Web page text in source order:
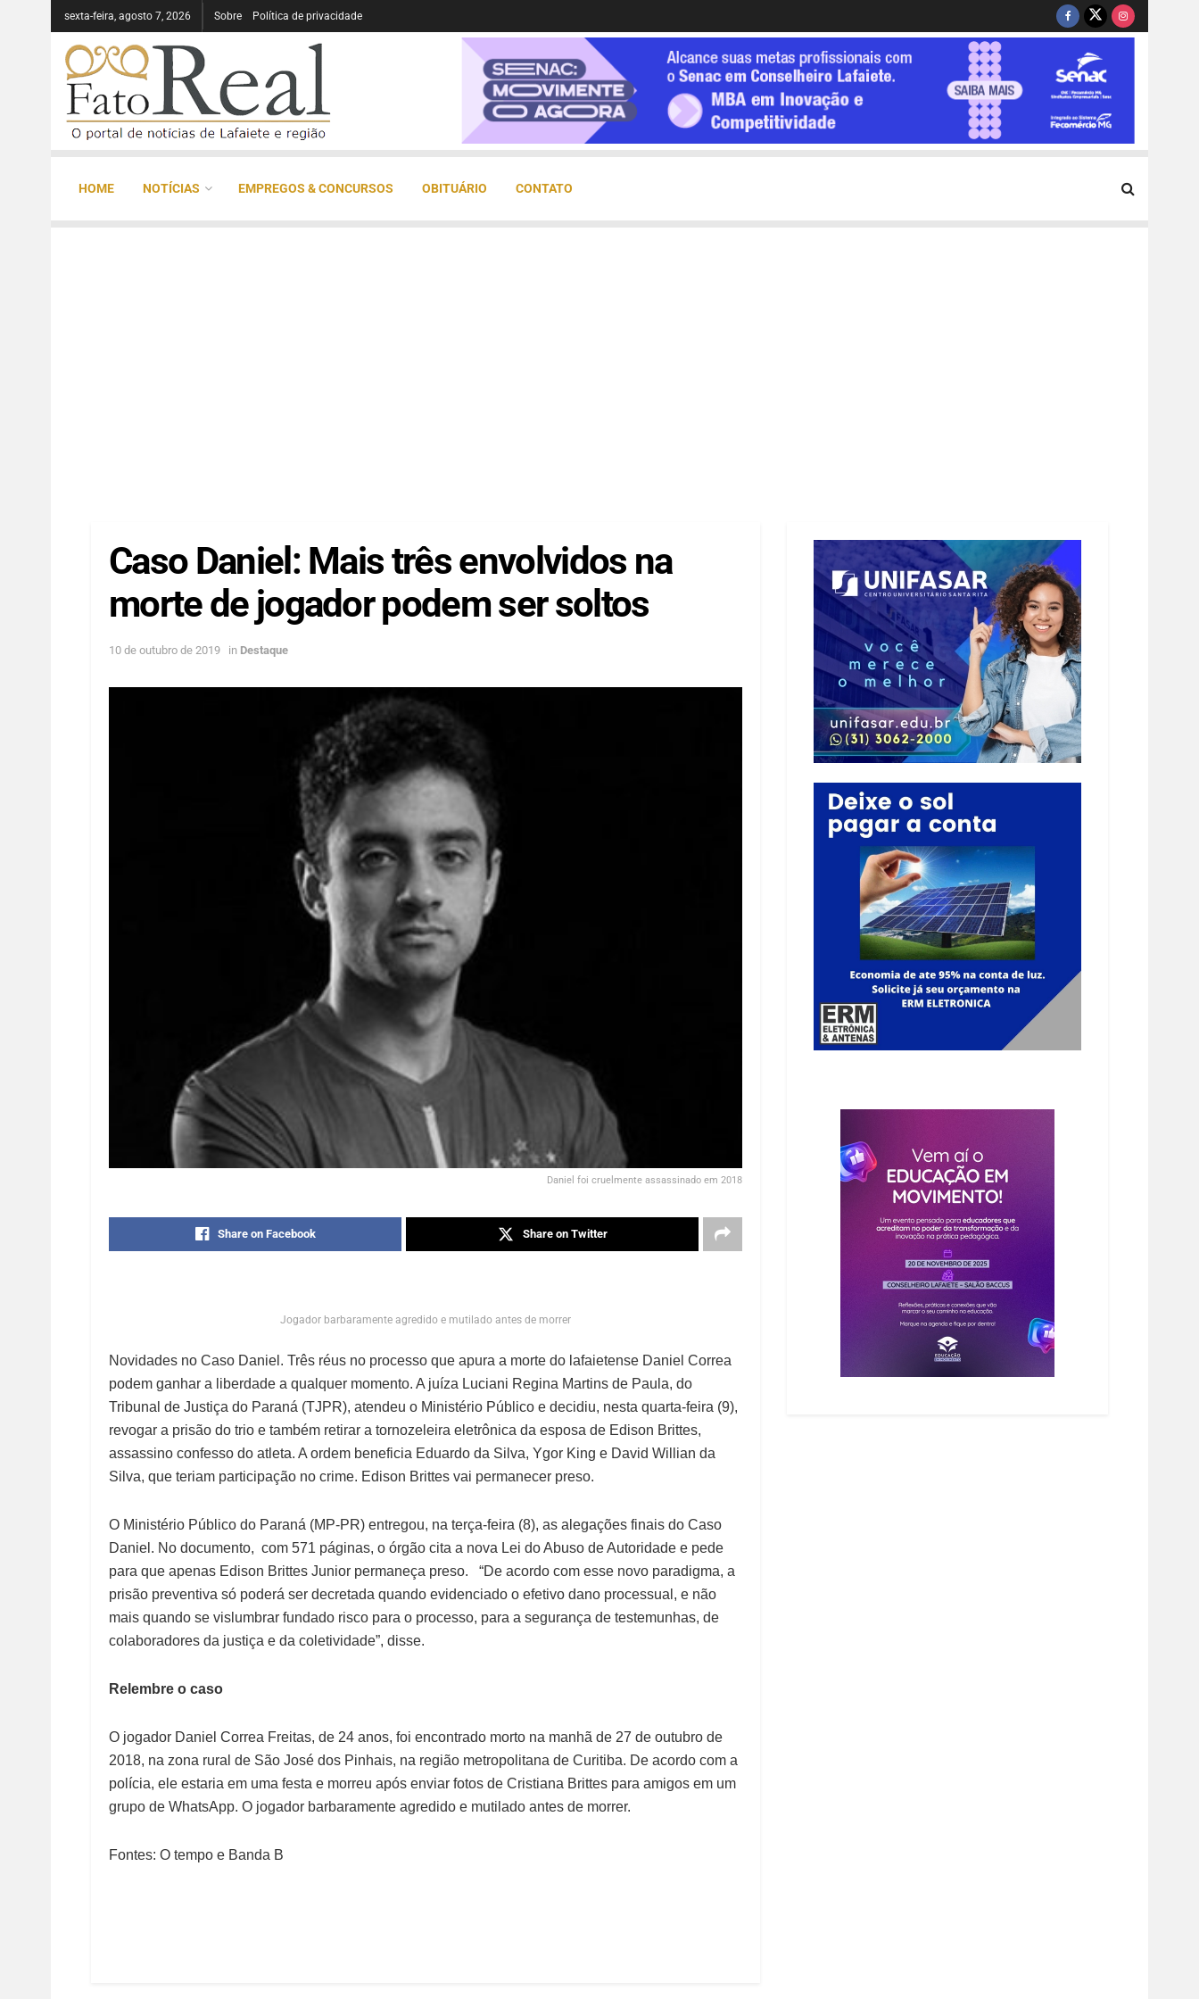
sexta-feira, agosto 7, 2026 Sobre Política de privacidade
HOME NOTÍCIAS EMPREGOS & CONCURSOS OBITUÁRIO CONTATO
Caso Daniel: Mais três envolvidos na
morte de jogador podem ser soltos
10 de outubro de 2019 in Destaque
Daniel foi cruelmente assassinado em 2018
Share on Facebook Share on Twitter
Jogador barbaramente agredido e mutilado antes de morrer
Novidades no Caso Daniel. Três réus no processo que apura a morte do lafaietense Daniel Correa
podem ganhar a liberdade a qualquer momento. A juíza Luciani Regina Martins de Paula, do
Tribunal de Justiça do Paraná (TJPR), atendeu o Ministério Público e decidiu, nesta quarta-feira (9),
revogar a prisão do trio e também retirar a tornozeleira eletrônica da esposa de Edison Brittes,
assassino confesso do atleta. A ordem beneficia Eduardo da Silva, Ygor King e David Willian da
Silva, que teriam participação no crime. Edison Brittes vai permanecer preso.
O Ministério Público do Paraná (MP-PR) entregou, na terça-feira (8), as alegações finais do Caso
Daniel. No documento, com 571 páginas, o órgão cita a nova Lei do Abuso de Autoridade e pede
para que apenas Edison Brittes Junior permaneça preso. “De acordo com esse novo paradigma, a
prisão preventiva só poderá ser decretada quando evidenciado o efetivo dano processual, e não
mais quando se vislumbrar fundado risco para o processo, para a segurança de testemunhas, de
colaboradores da justiça e da coletividade”, disse.
Relembre o caso
O jogador Daniel Correa Freitas, de 24 anos, foi encontrado morto na manhã de 27 de outubro de
2018, na zona rural de São José dos Pinhais, na região metropolitana de Curitiba. De acordo com a
polícia, ele estaria em uma festa e morreu após enviar fotos de Cristiana Brittes para amigos em um
grupo de WhatsApp. O jogador barbaramente agredido e mutilado antes de morrer.
Fontes: O tempo e Banda B